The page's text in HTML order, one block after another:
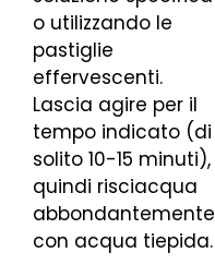
o utilizzando le
pastiglie
effervescenti.
Lascia agire per il
tempo indicato (di
solito 10-15 minuti),
quindi risciacqua
abbondantemente
con acqua tiepida.